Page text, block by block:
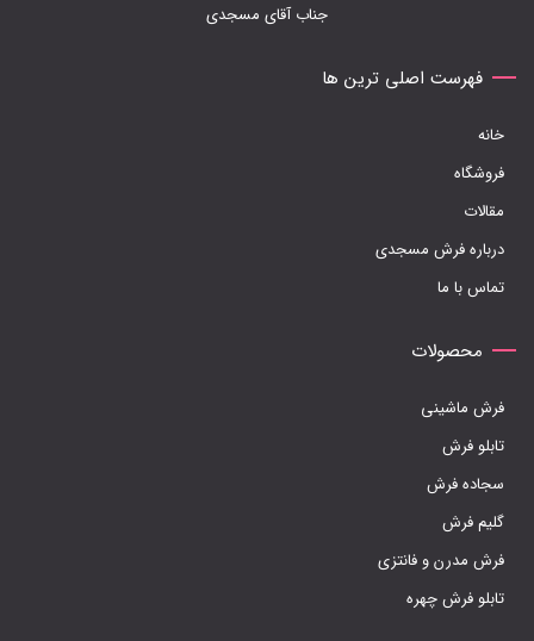
محصول
انتخاب
شوند
جناب آقای مسجدی
فهرست اصلی ترین ها
خانه
فروشگاه
مقالات
درباره فرش مسجدی
تماس با ما
محصولات
فرش ماشینی
تابلو فرش
سجاده فرش
گلیم فرش
فرش مدرن و فانتزی
تابلو فرش چهره